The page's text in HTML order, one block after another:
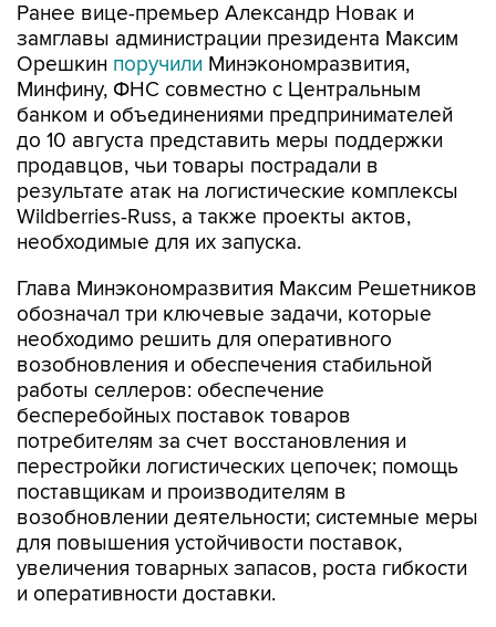
Ранее вице-премьер Александр Новак и
замглавы администрации президента Максим
Орешкин поручили Минэкономразвития,
Минфину, ФНС совместно с Центральным
банком и объединениями предпринимателей
до 10 августа представить меры поддержки
продавцов, чьи товары пострадали в
результате атак на логистические комплексы
Wildberries-Russ, а также проекты актов,
необходимые для их запуска.
Глава Минэкономразвития Максим Решетников
обозначал три ключевые задачи, которые
необходимо решить для оперативного
возобновления и обеспечения стабильной
работы селлеров: обеспечение
бесперебойных поставок товаров
потребителям за счет восстановления и
перестройки логистических цепочек; помощь
поставщикам и производителям в
возобновлении деятельности; системные меры
для повышения устойчивости поставок,
увеличения товарных запасов, роста гибкости
и оперативности доставки.